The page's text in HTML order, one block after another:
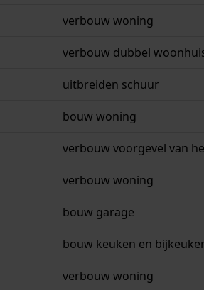
verbouw woning
verbouw dubbel
uitbreiden schuur
bouw woning
verbouw voorgevel van
verbouw woning
bouw garage
bouw keuken en
verbouw woning